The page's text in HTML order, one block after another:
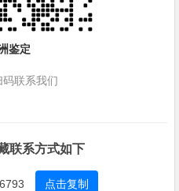
鉴定
联系我们
联系方式如下
点击复制